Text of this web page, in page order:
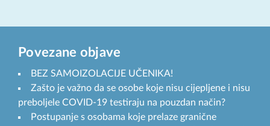
Povezane objave
BEZ SAMOIZOLACIJE UČENIKA!
Zašto je važno da se osobe koje nisu cijepljene i nisu
preboljele COVID-19 testiraju na pouzdan način?
Postupanje s osobama koje prelaze granične